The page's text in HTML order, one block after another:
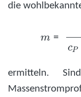
die
ermitteln.